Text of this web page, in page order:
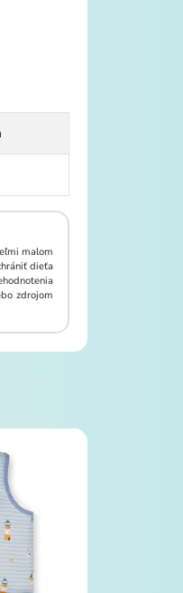
malom
dieťa
zdrojom